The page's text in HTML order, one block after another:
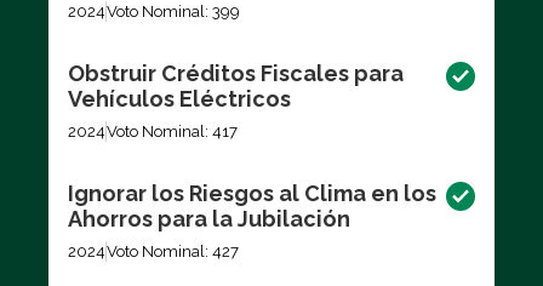
2024Voto Nominal: 399
Obstruir Créditos Fiscales para
Vehículos Eléctricos
2024Voto Nominal: 417
Ignorar los Riesgos al Clima en los
Ahorros para la Jubilación
2024Voto Nominal: 427